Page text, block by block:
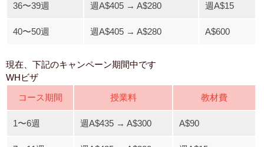
36〜39週 週A$405 → A$280 週A$15
40〜50週 週A$405 → A$280 A$600
現在、下記のキャンペーン期間中です
WHビザ
コース期間
授業料 教材費
1〜6週 週A$435 → A$300 A$90